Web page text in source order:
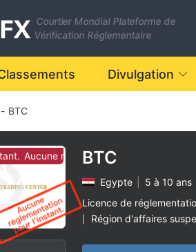
Courtier Mondial Plateforme de
Vérification Réglementaire
Divulgation
- BTC
Aucune réglementation pour l'instant.
0
1
2
3
BTC
Egypte
5 à 10 ans
Licence de
Région d'affaires